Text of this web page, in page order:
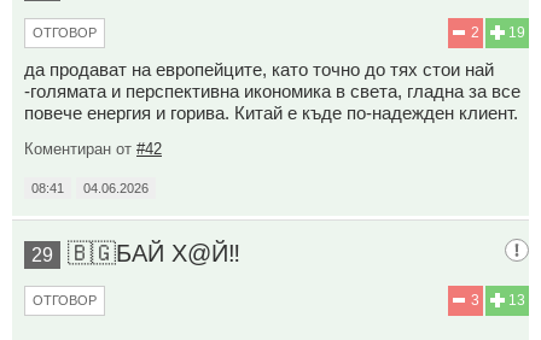
19
2
ОТГОВОР
да продават на европейците, като точно до тях стои най
-голямата и перспективна икономика в света, гладна за все
повече енергия и горива. Китай е къде по-надежден клиент.
Коментиран от #42
08:41 04.06.2026
29 🇧🇬БАЙ Х@Й‼️
13
3
ОТГОВОР